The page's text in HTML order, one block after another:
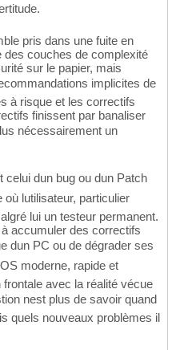
pris dans une fuite en
des couches de complexité
sur le papier, mais
implicites de
à risque et les correctifs
finissent par banaliser
nécessairement un
dun bug ou dun Patch
où lutilisateur, particulier
lui un testeur permanent.
accumuler des correctifs
dun PC ou de dégrader ses
moderne, rapide et
avec la réalité vécue
nest plus de savoir quand
quels nouveaux problèmes il